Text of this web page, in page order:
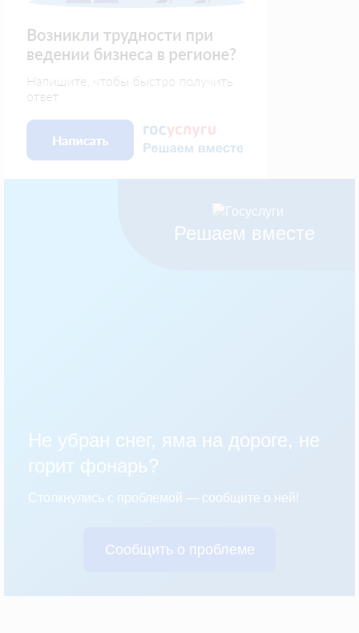
Решаем вместе
Не убран снег, яма на дороге, не
горит фонарь?
Столкнулись с проблемой — сообщите о ней!
Сообщить о проблеме